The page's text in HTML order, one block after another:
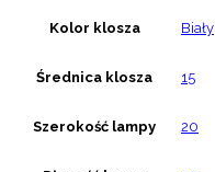
Kolor klosza Biały
Średnica klosza 15
Szerokość lampy 20